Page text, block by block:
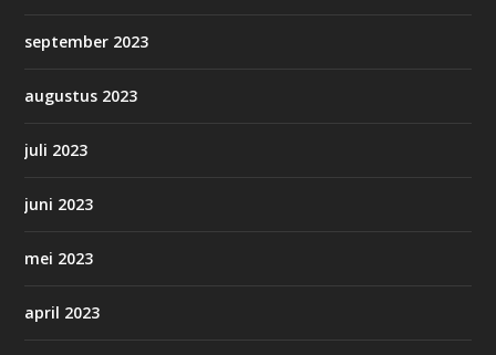
september 2023
augustus 2023
juli 2023
juni 2023
mei 2023
april 2023